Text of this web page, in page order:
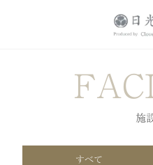
施
すべて